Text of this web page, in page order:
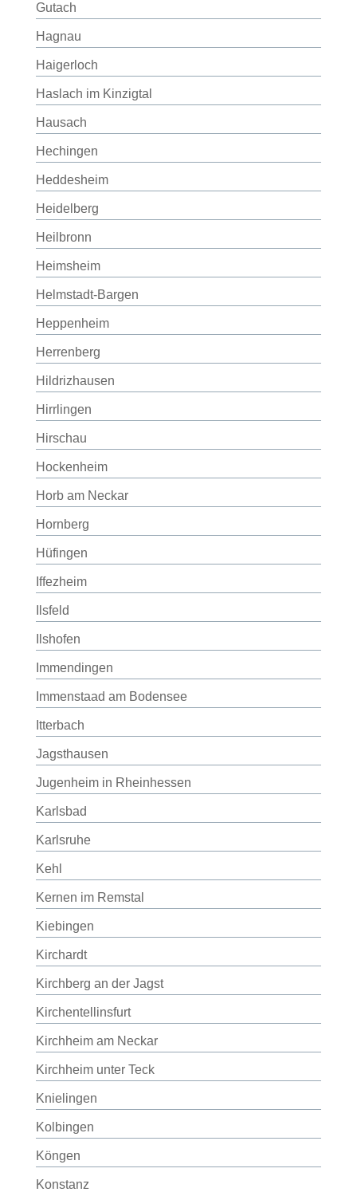
Gutach
Hagnau
Haigerloch
Haslach im Kinzigtal
Hausach
Hechingen
Heddesheim
Heidelberg
Heilbronn
Heimsheim
Helmstadt-Bargen
Heppenheim
Herrenberg
Hildrizhausen
Hirrlingen
Hirschau
Hockenheim
Horb am Neckar
Hornberg
Hüfingen
Iffezheim
Ilsfeld
Ilshofen
Immendingen
Immenstaad am Bodensee
Itterbach
Jagsthausen
Jugenheim in Rheinhessen
Karlsbad
Karlsruhe
Kehl
Kernen im Remstal
Kiebingen
Kirchardt
Kirchberg an der Jagst
Kirchentellinsfurt
Kirchheim am Neckar
Kirchheim unter Teck
Knielingen
Kolbingen
Köngen
Konstanz